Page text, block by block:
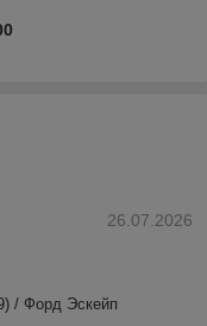
26.07.2026
/ Форд Эскейп